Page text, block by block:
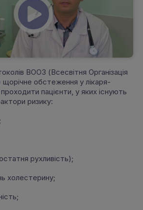
ВООЗ (Всесвітня Організація
обстеження у лікаря-
проходити пацієнти, у яких існують
ризику:
рухливість);
холестерину;